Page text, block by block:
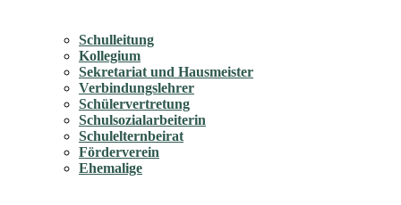
Schulleitung
Kollegium
Sekretariat und Hausmeister
Verbindungslehrer
Schülervertretung
Schulsozialarbeiterin
Schulelternbeirat
Förderverein
Ehemalige